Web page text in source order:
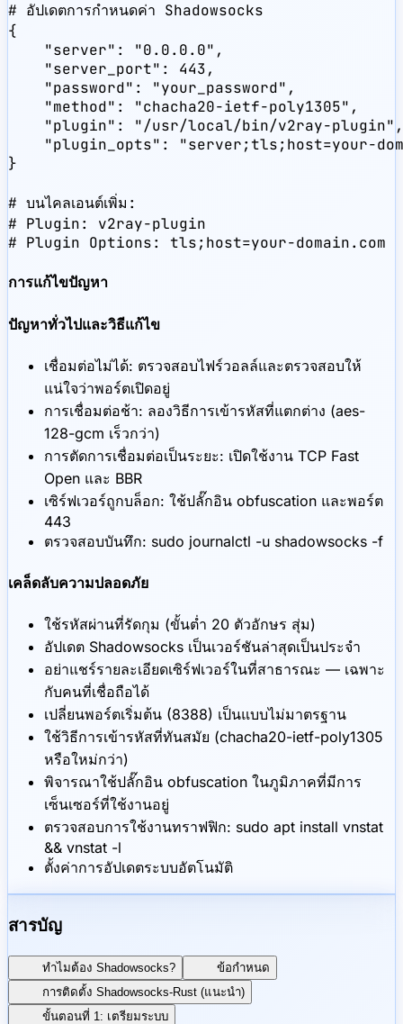
# อัปเดตการกำหนดค่า Shadowsocks
{
    "server": "0.0.0.0",
    "server_port": 443,
    "password": "your_password",
    "method": "chacha20-ietf-poly1305",
    "plugin": "/usr/local/bin/v2ray-plugin",
"plugin_opts": "server;tls;host=your-
}
# บนไคลเอนต์เพิ่ม:
# Plugin: v2ray-plugin
# Plugin Options: tls;host=your-domain.com
การแก้ไขปัญหา
ปัญหาทั่วไปและวิธีแก้ไข
เชื่อมต่อไม่ได้: ตรวจสอบไฟร์วอลล์และตรวจสอบให้
แน่ใจว่าพอร์ตเปิดอยู่
การเชื่อมต่อช้า: ลองวิธีการเข้ารหัสที่แตกต่าง (aes-
128-gcm เร็วกว่า)
การตัดการเชื่อมต่อเป็นระยะ: เปิดใช้งาน TCP Fast
Open และ BBR
เซิร์ฟเวอร์ถูกบล็อก: ใช้ปลั๊กอิน obfuscation และพอร์ต
443
ตรวจสอบบันทึก: sudo journalctl -u shadowsocks -f
เคล็ดลับความปลอดภัย
ใช้รหัสผ่านที่รัดกุม (ขั้นต่ำ 20 ตัวอักษร สุ่ม)
อัปเดต Shadowsocks เป็นเวอร์ชันล่าสุดเป็นประจำ
อย่าแชร์รายละเอียดเซิร์ฟเวอร์ในที่สาธารณะ — เฉพาะ
กับคนที่เชื่อถือได้
เปลี่ยนพอร์ตเริ่มต้น (8388) เป็นแบบไม่มาตรฐาน
ใช้วิธีการเข้ารหัสที่ทันสมัย (chacha20-ietf-poly1305
หรือใหม่กว่า)
พิจารณาใช้ปลั๊กอิน obfuscation ในภูมิภาคที่มีการ
เซ็นเซอร์ที่ใช้งานอยู่
ตรวจสอบการใช้งานทราฟฟิก: sudo apt install vnstat
&& vnstat -l
ตั้งค่าการอัปเดตระบบอัตโนมัติ
สารบัญ
ทำไมต้อง Shadowsocks?
ข้อกำหนด
การติดตั้ง Shadowsocks-Rust (แนะนำ)
ขั้นตอนที่ 1: เตรียมระบบ